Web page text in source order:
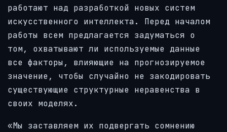
работают над разработкой новых систем
искусственного интеллекта. Перед началом
работы всем предлагается задуматься о
том, охватывают ли используемые данные
все факторы, влияющие на прогнозируемое
значение, чтобы случайно не закодировать
существующие структурные неравенства в
своих моделях.
«Мы заставляем их подвергать сомнению